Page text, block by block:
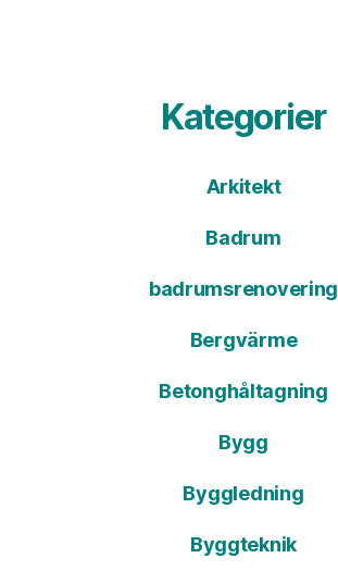
Kategorier
Arkitekt
Badrum
badrumsrenovering
Bergvärme
Betonghåltagning
Bygg
Byggledning
Byggteknik